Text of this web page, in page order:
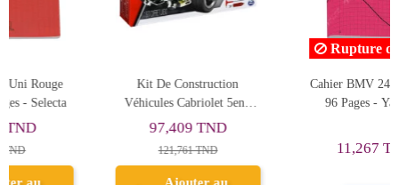
Cahier BMV 24x32 Rose,
96 Pages - Yamama
11,267 TND
Rupture de stock
Cahier BMV 24x32 Bleu,
96 Pages - Yamama
11,267 TND